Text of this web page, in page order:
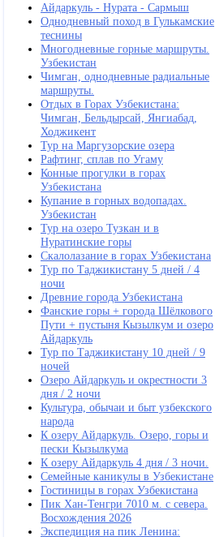
Айдаркуль - Нурата - Сармыш
Однодневный поход в Гулькамские
теснины
Многодневные горные маршруты.
Узбекистан
Чимган, однодневные радиальные
маршруты.
Отдых в Горах Узбекистана:
Чимган, Бельдырсай, Янгиабад,
Ходжикент
Тур на Маргузорские озера
Рафтинг, сплав по Угаму
Конные прогулки в горах
Узбекистана
Купание в горных водопадах.
Узбекистан
Тур на озеро Тузкан и в
Нуратинские горы
Скалолазание в горах Узбекистана
Тур по Таджикистану 5 дней / 4
ночи
Древние города Узбекистана
Фанские горы + города Шёлкового
Пути + пустыня Кызылкум и озеро
Айдаркуль
Тур по Таджикистану 10 дней / 9
ночей
Озеро Айдаркуль и окрестности 3
дня / 2 ночи
Культура, обычаи и быт узбекского
народа
К озеру Айдаркуль. Озеро, горы и
пески Кызылкума
К озеру Айдаркуль 4 дня / 3 ночи.
Семейные каникулы в Узбекистане
Гостиницы в горах Узбекистана
Пик Хан-Тенгри 7010 м. с севера.
Восхождения 2026
Экспедиция на пик Ленина: